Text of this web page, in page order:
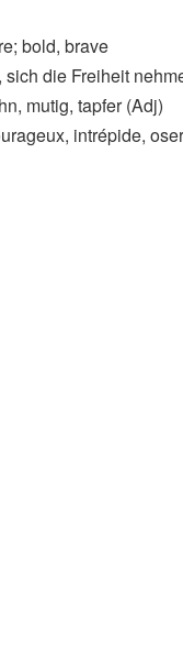
bold, brave
die Freiheit
mutig, tapfer (Adj)
intrépide,